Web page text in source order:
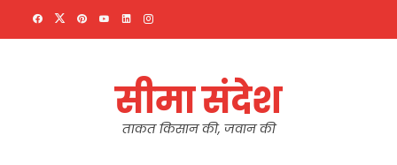
सीमा संदेश
ताकत किसान की, जवान की